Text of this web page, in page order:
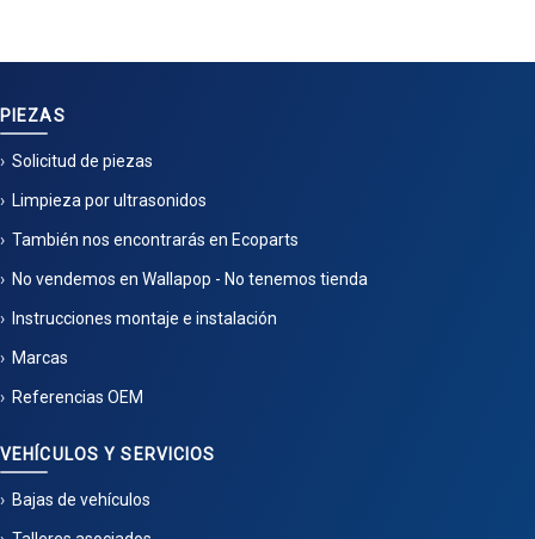
PIEZAS
Solicitud de piezas
Limpieza por ultrasonidos
También nos encontrarás en Ecoparts
No vendemos en Wallapop - No tenemos tienda
Instrucciones montaje e instalación
Marcas
Referencias OEM
VEHÍCULOS Y SERVICIOS
Bajas de vehículos